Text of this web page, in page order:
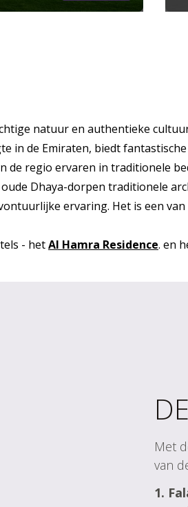
natuur en authentieke
in de Emiraten, biedt
de regio ervaren in traditionele
Dhaya-dorpen traditionele
ervaring. Het is een
- hetAl Hamra Residence. en
Met
van
1.